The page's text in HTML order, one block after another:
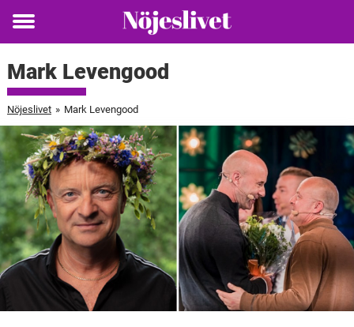
Toggle
Mark Levengood
Nöjeslivet » Mark Levengood